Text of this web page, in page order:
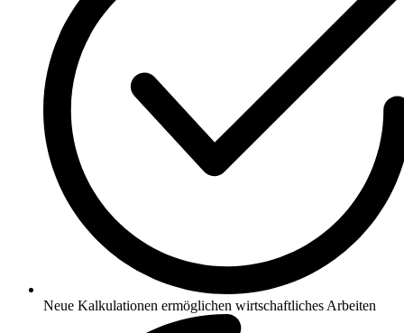
Neue Kalkulationen ermöglichen wirtschaftliches Arbeiten